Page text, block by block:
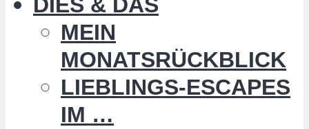
MEIN
MONATSRÜCKBLICK
LIEBLINGS-ESCAPES
IM …